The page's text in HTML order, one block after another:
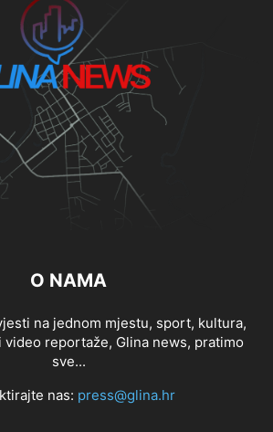
O NAMA
na jednom mjestu, sport, kultura,
reportaže, Glina news, pratimo
sve...
nas: press@glina.hr